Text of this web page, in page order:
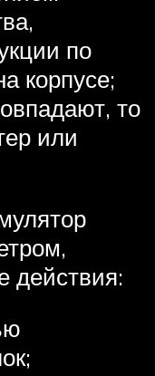
по
корпусе;
то
или
действия: